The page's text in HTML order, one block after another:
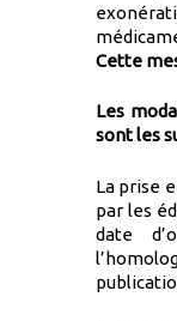
Cette
Les
sont les
La prise
par les
date